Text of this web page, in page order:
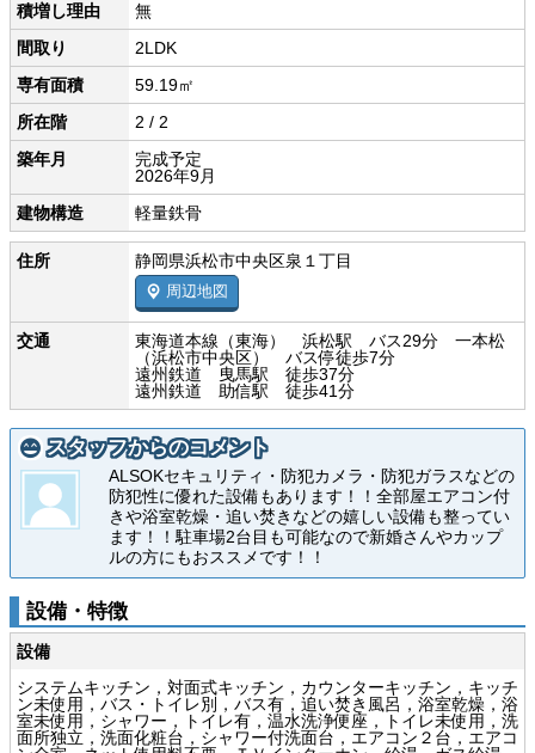
積増し理由
無
間取り
2LDK
専有面積
59.19㎡
所在階
2 / 2
築年月
完成予定
2026年9月
建物構造
軽量鉄骨
住所 静岡県浜松市中央区泉１丁目
周辺地図
交通
東海道本線（東海） 浜松駅 バス29分 一本松
（浜松市中央区） バス停徒歩7分
遠州鉄道 曳馬駅 徒歩37分
遠州鉄道 助信駅 徒歩41分
スタッフからのコメント
ALSOKセキュリティ・防犯カメラ・防犯ガラスなどの
防犯性に優れた設備もあります！！全部屋エアコン付
きや浴室乾燥・追い焚きなどの嬉しい設備も整ってい
ます！！駐車場2台目も可能なので新婚さんやカップ
ルの方にもおススメです！！
設備・特徴
設備
システムキッチン，対面式キッチン，カウンターキッチン，キッチ
ン未使用，バス・トイレ別，バス有，追い焚き風呂，浴室乾燥，浴
室未使用，シャワー，トイレ有，温水洗浄便座，トイレ未使用，洗
面所独立，洗面化粧台，シャワー付洗面台，エアコン２台，エアコ